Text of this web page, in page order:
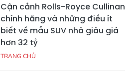
Cận cảnh Rolls-Royce Cullinan
chính hãng và những điều ít
biết về mẫu SUV nhà giàu giá
hơn 32 tỷ
TRANG CHỦ